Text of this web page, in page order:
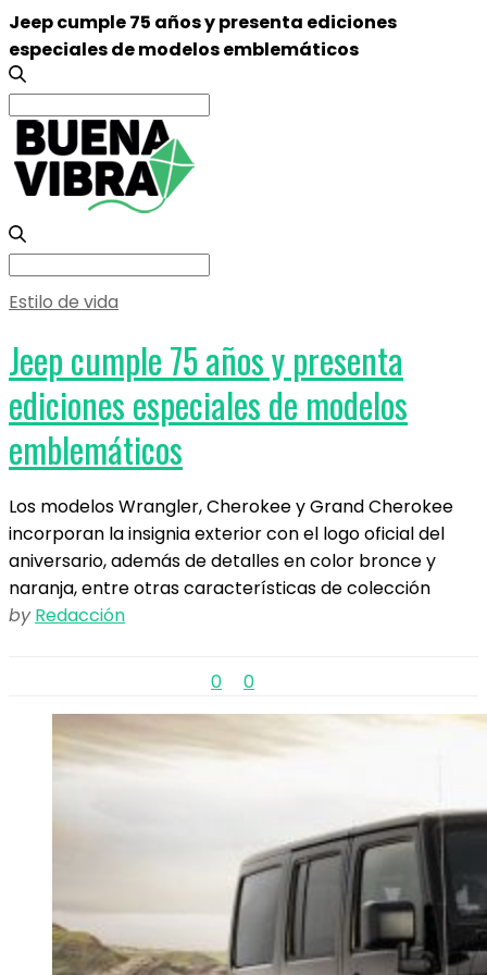
Jeep cumple 75 años y presenta ediciones
especiales de modelos emblemáticos
Search
for:
Search
Estilo de vida
Jeep cumple 75 años y presenta
ediciones especiales de modelos
emblemáticos
Los modelos Wrangler, Cherokee y Grand Cherokee
incorporan la insignia exterior con el logo oficial del
aniversario, además de detalles en color bronce y
naranja, entre otras características de colección
by Redacción
0 0